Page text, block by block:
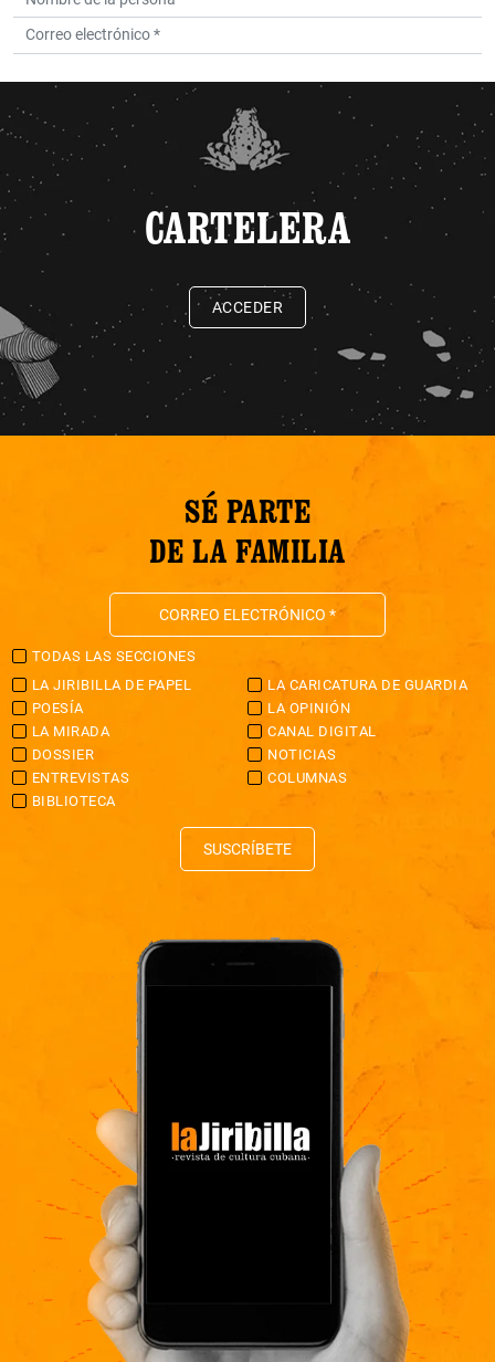
CARTELERA
ACCEDER
SÉ PARTE
DE LA FAMILIA
TODAS LAS SECCIONES
LA JIRIBILLA DE PAPEL
LA CARICATURA DE GUARDIA
POESÍA
LA OPINIÓN
LA MIRADA
CANAL DIGITAL
DOSSIER
NOTICIAS
ENTREVISTAS
COLUMNAS
BIBLIOTECA
SUSCRÍBETE